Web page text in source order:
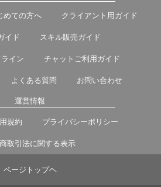
めての方へ クライアント用ガイド
イド スキル販売ガイド
イン チャットご利用ガイド
よくある質問 お問い合わせ
運営情報
規約 プライバシーポリシー
取引法に関する表示
ページトップヘ